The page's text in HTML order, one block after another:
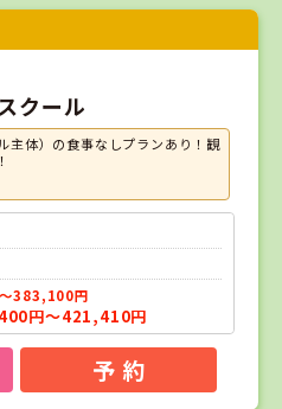
クール
主体）の食事なしプランあり！観
383,100円
円～421,410円
予 約